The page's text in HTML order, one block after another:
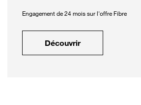
Engagement de 24 mois sur l'offre Fibre
Découvrir